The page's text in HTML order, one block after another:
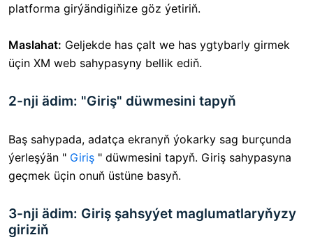
platforma girýändigiňize göz ýetiriň.
Maslahat: Geljekde has çalt we has ygtybarly girmek
üçin XM web sahypasyny bellik ediň.
2-nji ädim: "Giriş" düwmesini tapyň
Baş sahypada, adatça ekranyň ýokarky sag burçunda
ýerleşýän " Giriş " düwmesini tapyň. Giriş sahypasyna
geçmek üçin onuň üstüne basyň.
3-nji ädim: Giriş şahsyýet maglumatlaryňyzy
giriziň